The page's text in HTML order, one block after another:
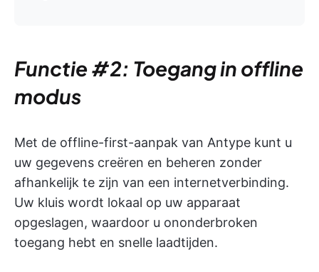
Functie #2: Toegang in offline
modus
Met de offline-first-aanpak van Antype kunt u
uw gegevens creëren en beheren zonder
afhankelijk te zijn van een internetverbinding.
Uw kluis wordt lokaal op uw apparaat
opgeslagen, waardoor u ononderbroken
toegang hebt en snelle laadtijden.